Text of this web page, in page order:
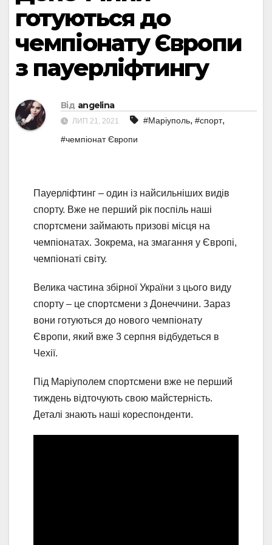
готуються до
чемпіонату Європи
з пауерліфтингу
Від angelina
ЛИП 21, 2021 #Маріуполь, #спорт,
#чемпіонат Європи
Пауерліфтинг – один із найсильніших видів
спорту. Вже не перший рік поспіль наші
спортсмени займають призові місця на
чемпіонатах. Зокрема, на змагання у Європі,
чемпіонаті світу.
Велика частина збірної України з цього виду
спорту – це спортсмени з Донеччини. Зараз
вони готуються до нового чемпіонату
Європи, який вже 3 серпня відбудеться в
Чехії.
Під Маріуполем спортсмени вже не перший
тиждень відточують свою майстерність.
Деталі знають наші кореспонденти.